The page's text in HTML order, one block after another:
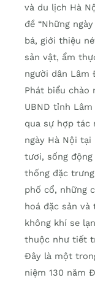
và du lịch Hà
đề “Những
bá, giới thiệu
sản vật, ẩm
người dân Lâm
Phát biểu chào
UBND tỉnh
qua sự hợp tác
ngày Hà Nội
tươi, sống
thống đặc
phố cổ, những
hoá đặc sản
không khí se
thuộc như tiết
Đây là một
niệm 130 năm